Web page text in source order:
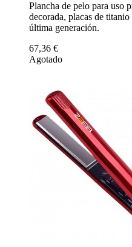
Plancha de pelo para uso
decorada, placas de
última generación.
67,36 €
Agotado